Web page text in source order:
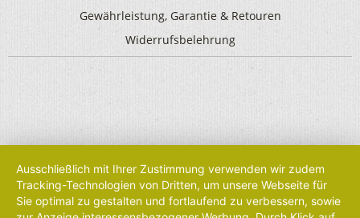
Gewährleistung, Garantie & Retouren
Widerrufsbelehrung
Ausschließlich mit Ihrer Zustimmung verwenden wir zudem
Tracking-Technologien von Dritten, um unsere Webseite für
Sie optimal zu gestalten und fortlaufend zu verbessern, sowie